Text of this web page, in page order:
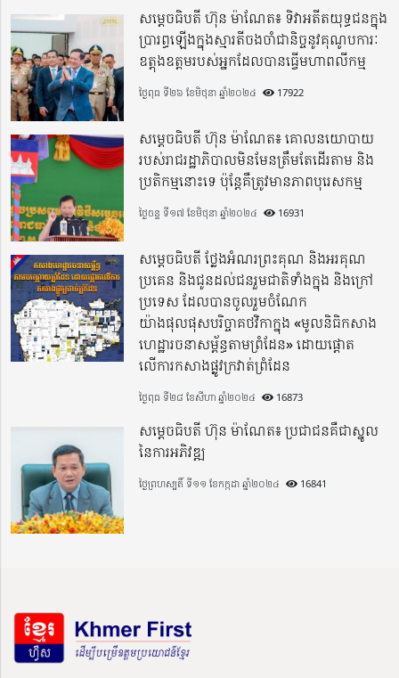
សម្តេចធិបតី ហ៊ុន ម៉ាណែត៖ ទិវាអតីតយុទ្ធជនក្នុង
ប្រារព្ធឡើងក្នុងស្មារតីចងចាំជានិច្ចនូវគុណូបការៈ
ឧត្តុងឧត្តមរបស់អ្នកដែលបានធ្វើមហាពលីកម្ម
ថ្ងៃពុធ ទី២៦ ខែមិថុនា ឆ្នាំ២០២៤ 17922
សម្តេចធិបតី ហ៊ុន ម៉ាណែត៖ គោលនយោបាយ
របស់រាជរដ្ឋាភិបាលមិនមែនត្រឹមតែដើរតាម និង
ប្រតិកម្មនោះទេ ប៉ុន្តែគឺត្រូវមានភាពបុរេសកម្ម
ថ្ងៃចន្ទ ទី១៧ ខែមិថុនា ឆ្នាំ២០២៤ 16931
សម្តេចធិបតី ថ្លែងអំណរព្រះគុណ និងអរគុណ
ប្រគេន និងជូនដល់ជនរួមជាតិទាំងក្នុង​ និងក្រៅ
ប្រទេស​ ដែលបានចូលរួមចំណែក
យ៉ាងផុលផុសបរិច្ចាគថវិកាក្នុង «មូលនិធិកសាង
ហេដ្ឋារចនាសម្ព័ន្ធតាមព្រំដែន» ដោយផ្ដោត
លើការកសាងផ្លូវក្រវាត់ព្រំដែន
ថ្ងៃពុធ ទី២៨ ខែសីហា ឆ្នាំ២០២៤ 16873
សម្តេចធិបតី ហ៊ុន ម៉ាណែត៖ ប្រជាជនគឺជាស្នូល
នៃការអភិវឌ្ឍ
ថ្ងៃព្រហស្បតិ៍ ទី១១ ខែកក្កដា ឆ្នាំ២០២៤ 16841